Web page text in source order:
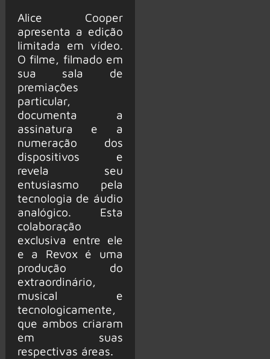
Alice Cooper
apresenta a edição
limitada em vídeo.
O filme, filmado em
sua sala de
premiações
particular,
documenta a
assinatura e a
numeração dos
dispositivos e
revela seu
entusiasmo pela
tecnologia de áudio
analógico. Esta
colaboração
exclusiva entre ele
e a Revox é uma
produção do
extraordinário,
musical e
tecnologicamente,
que ambos criaram
em suas
respectivas áreas.